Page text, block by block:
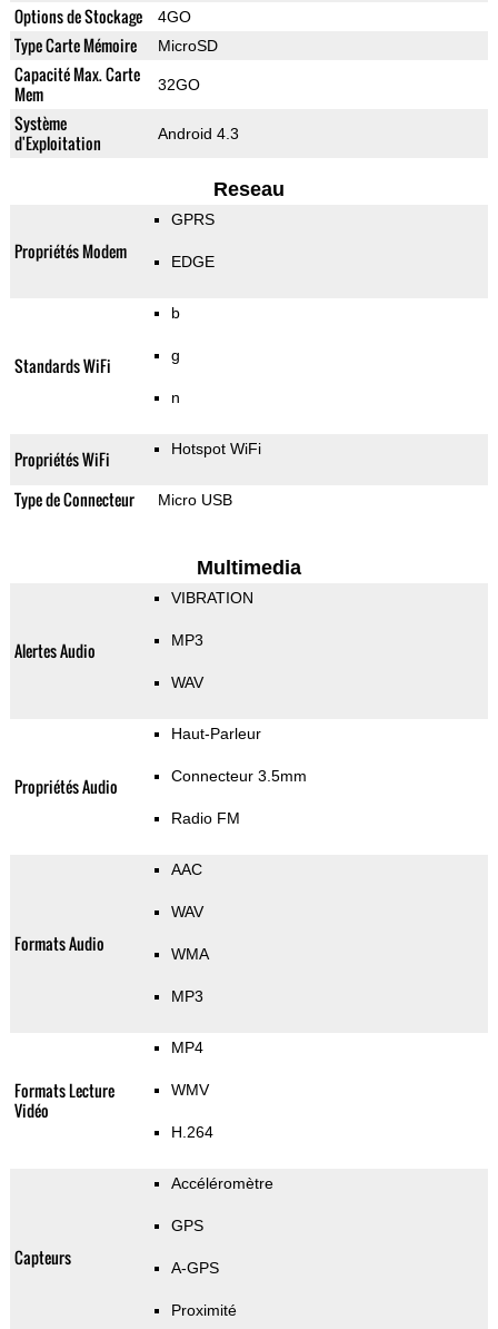
Options de Stockage 4GO
Type Carte Mémoire MicroSD
Capacité Max. Carte
Mem
32GO
Système
d'Exploitation
Android 4.3
Reseau
Propriétés Modem
GPRS
EDGE
Standards WiFi
b
g
n
Propriétés WiFi Hotspot WiFi
Type de Connecteur Micro USB
Multimedia
Alertes Audio
VIBRATION
MP3
WAV
Propriétés Audio
Haut-Parleur
Connecteur 3.5mm
Radio FM
Formats Audio
AAC
WAV
WMA
MP3
Formats Lecture
Vidéo
MP4
WMV
H.264
Capteurs
Accéléromètre
GPS
A-GPS
Proximité